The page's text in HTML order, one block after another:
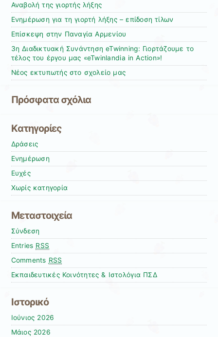
Αναβολή της γιορτής λήξης
Ενημέρωση για τη γιορτή λήξης – επίδοση τίλων
Επίσκεψη στην Παναγία Αρμενίου
3η Διαδικτυακή Συνάντηση eTwinning: Γιορτάζουμε το
τέλος του έργου μας «eTwinlandia in Action»!
Νέος εκτυπωτής στο σχολείο μας
Πρόσφατα σχόλια
Kατηγορίες
Δράσεις
Ενημέρωση
Ευχές
Χωρίς κατηγορία
Μεταστοιχεία
Σύνδεση
Entries RSS
Comments RSS
Εκπαιδευτικές Κοινότητες & Ιστολόγια ΠΣΔ
Ιστορικό
Ιούνιος 2026
Μάιος 2026